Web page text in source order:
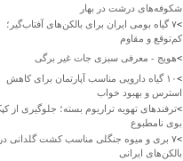
شکوفه‌های درشت در بهار
>
۷ گیاه بومی ایران برای بالکن‌های آفتاب‌گیر؛
کم‌توقع و مقاوم
>هویج - معرفی سبزی جات غیر برگی
>
۱۰ گیاه دارویی مناسب آپارتمان برای کاهش
استرس و بهبود خواب
>ترفندهای تهویه تراریوم بسته؛ جلوگیری از
بوی نامطبوع
>
۷ بری و میوه جنگلی مناسب کشت گلدانی در
بالکن‌های ایرانی